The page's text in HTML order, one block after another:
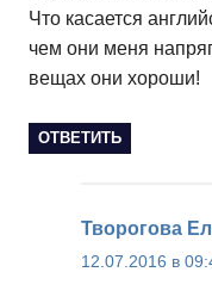
Что касается
чем они меня
вещах они хороши!
ОТВЕТИТЬ
Творогова
12.07.2016 в